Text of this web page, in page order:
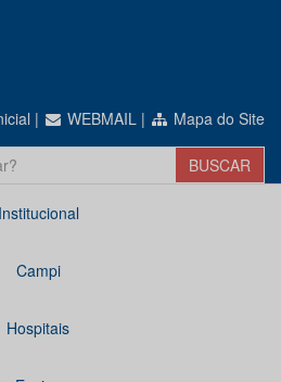
| WEBMAIL | Mapa do Site
Institucional
Campi
Hospitais